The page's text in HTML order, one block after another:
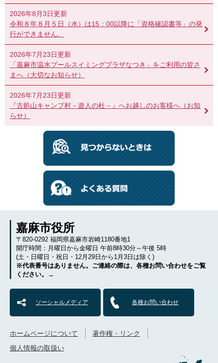
2026年8月3日更新
令和８年８月５日（水）は15：00以降に「資格確認書等」の発
行ができません。
2026年7月23日更新
「嘉麻市温水プールスイミングプラザなつき」をご利用の皆さ
まへ（大切なお知らせ）
2026年7月23日更新
『古処山キャンプ村－遊人の杜－』へお越しのお客様へ（お知
らせ）
嘉麻市役所
〒820-0292 福岡県嘉麻市岩崎1180番地1
開庁時間：月曜日から金曜日 午前8時30分～午後 5時
(土・日曜日・祝日・12月29日から1月3日は除く)
※代表番号はありません。ご連絡の際は、各種お問い合わせをご覧
ください。→
ソーシャルメディア 各種お問い合わせ
ホームページについて
著作権・リンク
個人情報の取扱い